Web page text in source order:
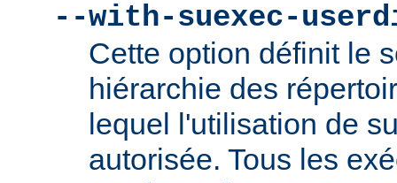
--with-suexec-
Cette option définit le
hiérarchie des
lequel l'utilisation de
autorisée. Tous les